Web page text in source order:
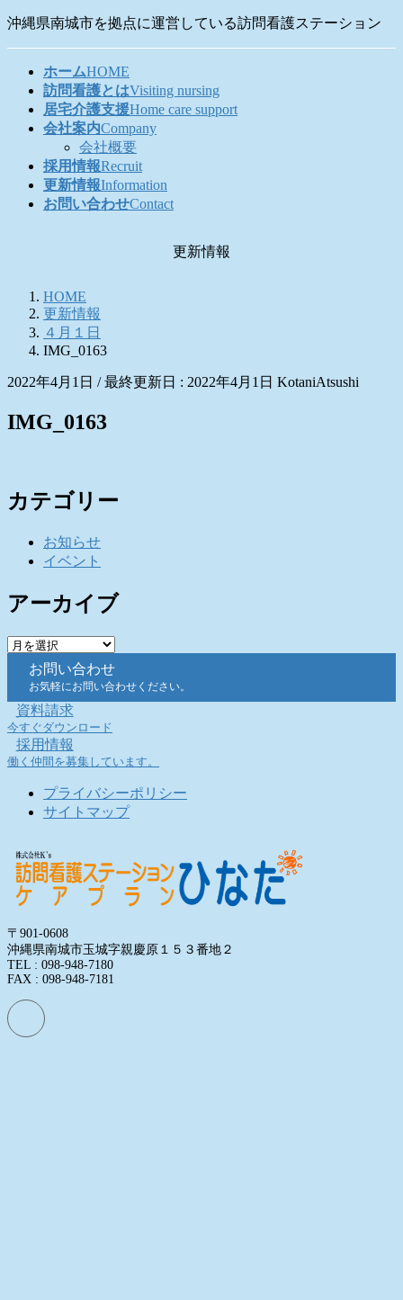
コ
ナ
沖縄県南城市を拠点に運営している訪問看護ステーション
ホームHOME
訪問看護とはVisiting nursing
居宅介護支援Home care support
会社案内Company
会社概要
採用情報Recruit
更新情報Information
お問い合わせContact
更新情報
HOME
更新情報
４月１日
IMG_0163
2022年4月1日 / 最終更新日 : 2022年4月1日 KotaniAtsushi
IMG_0163
カテゴリー
お知らせ
イベント
アーカイブ
ア
イ
ブ
お問い合わせ
お気軽にお問い合わせください。
資料請求
今すぐダウンロード
採用情報
働く仲間を募集しています。
プライバシーポリシー
サイトマップ
〒901-0608
沖縄県南城市玉城字親慶原１５３番地２
TEL : 098-948-7180
FAX : 098-948-7181